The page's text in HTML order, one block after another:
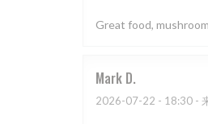
Great food,
Mark D
2026-07-22 - 18:30 -